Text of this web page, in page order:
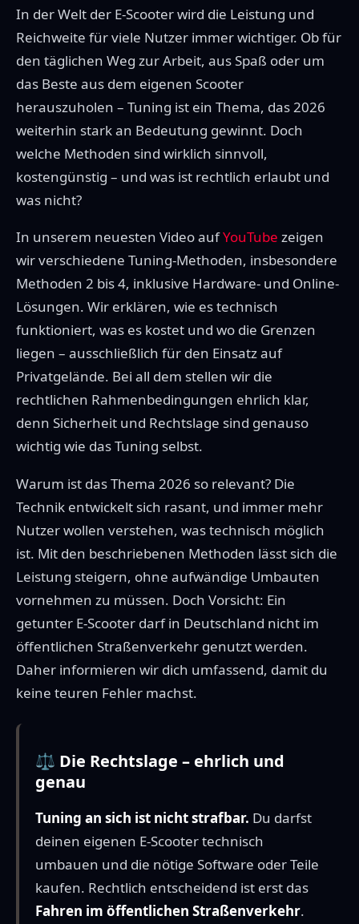
In der Welt der E-Scooter wird die Leistung und
Reichweite für viele Nutzer immer wichtiger. Ob für
den täglichen Weg zur Arbeit, aus Spaß oder um
das Beste aus dem eigenen Scooter
herauszuholen – Tuning ist ein Thema, das 2026
weiterhin stark an Bedeutung gewinnt. Doch
welche Methoden sind wirklich sinnvoll,
kostengünstig – und was ist rechtlich erlaubt und
was nicht?
In unserem neuesten Video aufYouTube zeigen
wir verschiedene Tuning-Methoden, insbesondere
Methoden 2 bis 4, inklusive Hardware- und Online-
Lösungen. Wir erklären, wie es technisch
funktioniert, was es kostet und wo die Grenzen
liegen – ausschließlich für den Einsatz auf
Privatgelände. Bei all dem stellen wir die
rechtlichen Rahmenbedingungen ehrlich klar,
denn Sicherheit und Rechtslage sind genauso
wichtig wie das Tuning selbst.
Warum ist das Thema 2026 so relevant? Die
Technik entwickelt sich rasant, und immer mehr
Nutzer wollen verstehen, was technisch möglich
ist. Mit den beschriebenen Methoden lässt sich die
Leistung steigern, ohne aufwändige Umbauten
vornehmen zu müssen. Doch Vorsicht: Ein
getunter E-Scooter darf in Deutschland nicht im
öffentlichen Straßenverkehr genutzt werden.
Daher informieren wir dich umfassend, damit du
keine teuren Fehler machst.
⚖️ Die Rechtslage – ehrlich und
genau
Tuning an sich ist nicht strafbar. Du darfst
deinen eigenen E-Scooter technisch
umbauen und die nötige Software oder Teile
kaufen. Rechtlich entscheidend ist erst das
Fahren im öffentlichen Straßenverkehr.